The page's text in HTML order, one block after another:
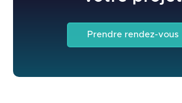
Prendre rendez-vous